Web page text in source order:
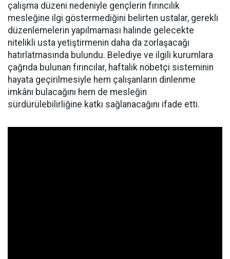
çalışma düzeni nedeniyle gençlerin fırıncılık
mesleğine ilgi göstermediğini belirten ustalar, gerekli
düzenlemelerin yapılmaması halinde gelecekte
nitelikli usta yetiştirmenin daha da zorlaşacağı
hatırlatmasında bulundu. Belediye ve ilgili kurumlara
çağrıda bulunan fırıncılar, haftalık nöbetçi sisteminin
hayata geçirilmesiyle hem çalışanların dinlenme
imkânı bulacağını hem de mesleğin
sürdürülebilirliğine katkı sağlanacağını ifade etti.